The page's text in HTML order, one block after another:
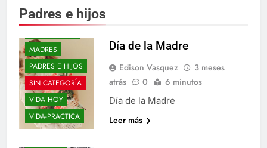
Padres e hijos
ELLOS Y ELLAS
MADRES
PADRES E HIJOS
SIN CATEGORÍA
VIDA HOY
VIDA-PRACTICA
Día de la Madre
Edison Vasquez
3 meses
atrás
0 6 minutos
Día de la Madre
Leer más
AÑO NUEVO
DON-CORRECTO
ELLOS Y ELLAS
ENTRE-NOS